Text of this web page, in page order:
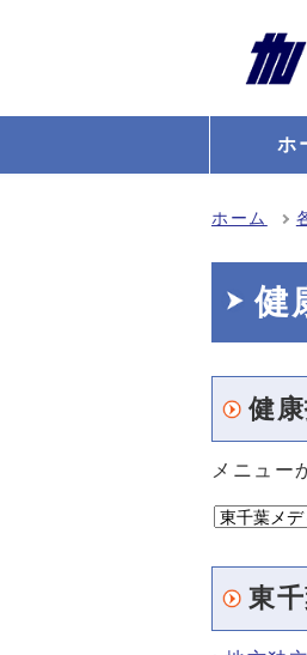
ホ
ホーム
健
健
メニュー
東